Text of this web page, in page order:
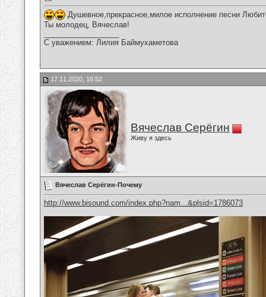
Душевное,прекрасное,милое исполнение песни
Ты молодец, Вячеслав!
С уважением: Лилия Баймухаметова
17.11.2020, 16:52
Вячеслав Серёгин
Живу я здесь
Вячеслав Серёгин-Почему
http://www.bisound.com/index.php?nam...&plsid=1786073